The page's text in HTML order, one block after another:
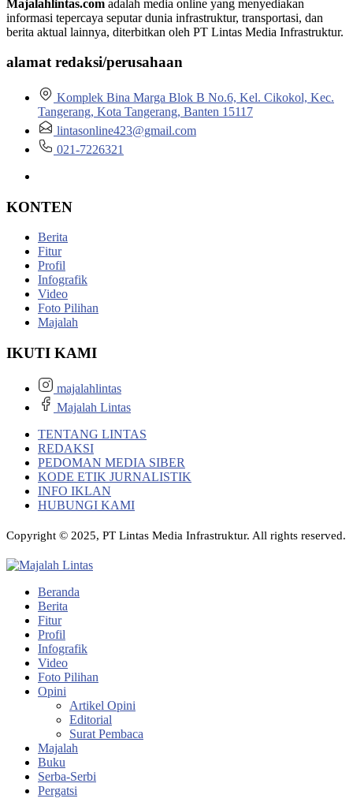
Majalahlintas.com adalah media online yang menyediakan
informasi tepercaya seputar dunia infrastruktur, transportasi, dan
berita aktual lainnya, diterbitkan oleh PT Lintas Media Infrastruktur.
alamat redaksi/perusahaan
Komplek Bina Marga Blok B No.6, Kel. Cikokol, Kec.
Tangerang, Kota Tangerang, Banten 15117
lintasonline423@gmail.com
021-7226321
KONTEN
Berita
Fitur
Profil
Infografik
Video
Foto Pilihan
Majalah
IKUTI KAMI
majalahlintas
Majalah Lintas
TENTANG LINTAS
REDAKSI
PEDOMAN MEDIA SIBER
KODE ETIK JURNALISTIK
INFO IKLAN
HUBUNGI KAMI
Copyright © 2025, PT Lintas Media Infrastruktur. All rights reserved.
Beranda
Berita
Fitur
Profil
Infografik
Video
Foto Pilihan
Opini
Artikel Opini
Editorial
Surat Pembaca
Majalah
Buku
Serba-Serbi
Pergatsi